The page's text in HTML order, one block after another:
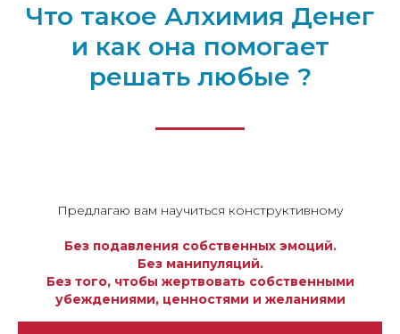
Что такое Алхимия Денег
и как она помогает
решать любые ?
Предлагаю вам научиться конструктивному
Без подавления собственных эмоций.
Без манипуляций.
Без того, чтобы жертвовать собственными
убеждениями, ценностями и желаниями